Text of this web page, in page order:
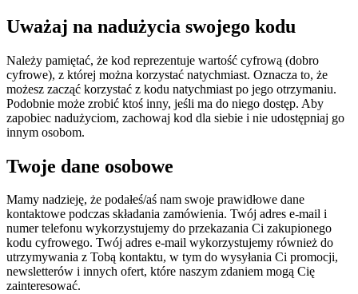
Uważaj na nadużycia swojego kodu
Należy pamiętać, że kod reprezentuje wartość cyfrową (dobro
cyfrowe), z której można korzystać natychmiast. Oznacza to, że
możesz zacząć korzystać z kodu natychmiast po jego otrzymaniu.
Podobnie może zrobić ktoś inny, jeśli ma do niego dostęp. Aby
zapobiec nadużyciom, zachowaj kod dla siebie i nie udostępniaj go
innym osobom.
Twoje dane osobowe
Mamy nadzieję, że podałeś/aś nam swoje prawidłowe dane
kontaktowe podczas składania zamówienia. Twój adres e-mail i
numer telefonu wykorzystujemy do przekazania Ci zakupionego
kodu cyfrowego. Twój adres e-mail wykorzystujemy również do
utrzymywania z Tobą kontaktu, w tym do wysyłania Ci promocji,
newsletterów i innych ofert, które naszym zdaniem mogą Cię
zainteresować.